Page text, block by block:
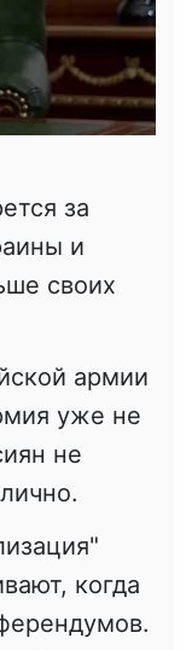
за
и
своих
армии
уже не
не
когда